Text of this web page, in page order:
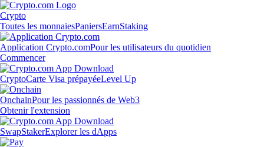
Crypto
Toutes les monnaiesPaniersEarnStaking
Application Crypto.comPour les utilisateurs du quotidien
Commencer
CryptoCarte Visa prépayéeLevel Up
OnchainPour les passionnés de Web3
Obtenir l'extension
SwapStakerExplorer les dApps